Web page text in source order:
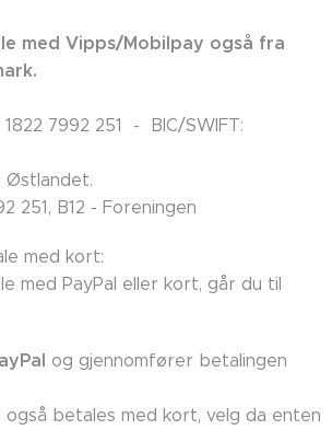
med Vipps/Mobilpay også fra
1822 7992 251 - BIC/SWIFT:
Østlandet.
251, B12 - Foreningen
med kort:
med PayPal eller kort, går du til
og gjennomfører betalingen
også betales med kort, velg da enten